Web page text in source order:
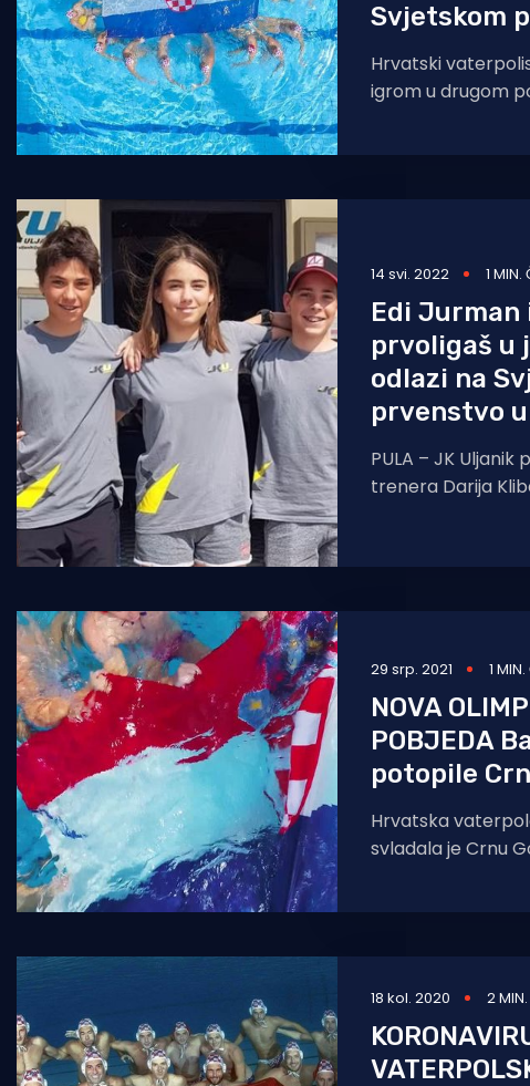
Tradicija i kultura
Svjetskom
Hrvatski
igrom u drugom
14 svi. 2022 1 MIN.
Edi Jurman
prvoligaš u
odlazi na
prvenstvo
PULA – JK
trenera Darija
29 srp. 2021 1
NOVA
POBJEDA
potopile
Hrvatska
svladala je Crnu
18 kol. 2020 2